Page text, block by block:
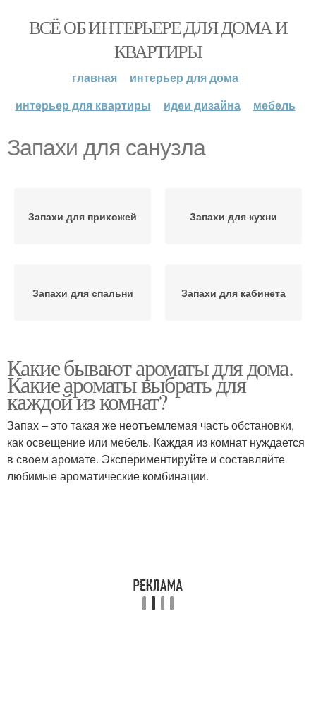
ВСЁ ОБ ИНТЕРЬЕРЕ ДЛЯ ДОМА И
КВАРТИРЫ
главная
интерьер для дома
интерьер для квартиры
идеи дизайна мебель
Запахи для санузла
Запахи для прихожей Запахи для кухни
Запахи для спальни Запахи для кабинета
Какие бывают ароматы для дома.
Какие ароматы выбрать для
каждой из комнат?
Запах – это такая же неотъемлемая часть обстановки,
как освещение или мебель. Каждая из комнат нуждается
в своем аромате. Экспериментируйте и составляйте
любимые ароматические комбинации.